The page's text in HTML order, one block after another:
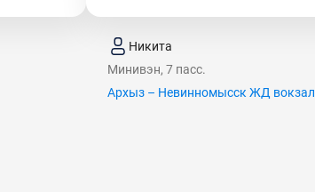
Никита
Минивэн, 7 пасс.
Архыз – Невинномысск ЖД вокзал